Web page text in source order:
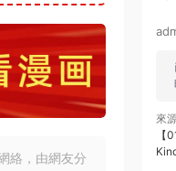
絡，由網友分
來